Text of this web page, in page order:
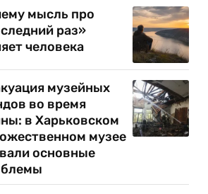
мысль про
раз»
человека
музейных
во время
в Харьковском
музее
основные